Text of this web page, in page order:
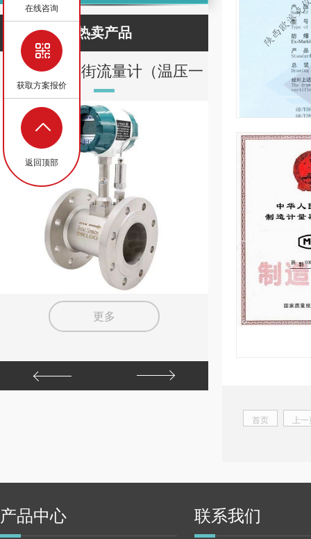
热卖产品
蒸汽智能涡街流量计（温压一
更多
金属
首页 上
产品中心 联系我们
在线咨询
获取方案报价
返回顶部